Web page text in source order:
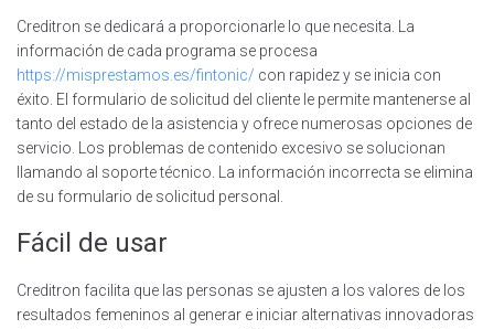
Creditron se dedicará a proporcionarle lo que necesita. La
información de cada programa se procesa
https://misprestamos.es/fintonic/ con rapidez y se inicia con
éxito. El formulario de solicitud del cliente le permite mantenerse al
tanto del estado de la asistencia y ofrece numerosas opciones de
servicio. Los problemas de contenido excesivo se solucionan
llamando al soporte técnico.
La información incorrecta se elimina
de su formulario de solicitud personal.
Fácil de usar
Creditron facilita que las personas se ajusten a los valores de los
resultados femeninos al generar e iniciar alternativas innovadoras